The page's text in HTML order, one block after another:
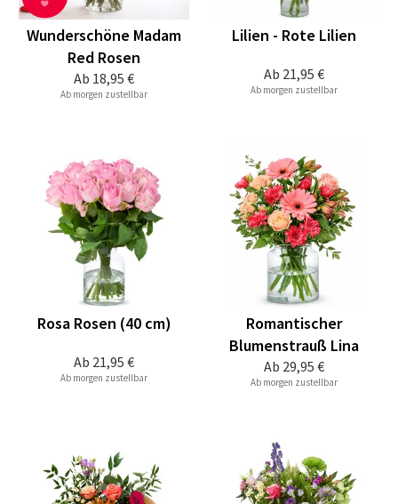
Ab 18,95 €
Wunderschöne Madam
Red Rosen
Ab morgen zustellbar
Ab 21,95 €
Lilien - Rote Lilien
Ab morgen zustellbar
Ab 21,95 €
Rosa Rosen (40 cm)
Ab morgen zustellbar
Ab 29,95 €
Romantischer
Blumenstrauß Lina
Ab morgen zustellbar